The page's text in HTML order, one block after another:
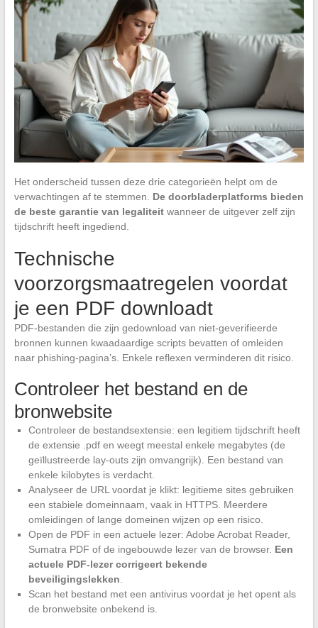
Het onderscheid tussen deze drie categorieën helpt om de
verwachtingen af te stemmen. De doorbladerplatforms bieden
de beste garantie van legaliteitwanneer de uitgever zelf zijn
tijdschrift heeft ingediend.
Technische
voorzorgsmaatregelen voordat
je een PDF downloadt
PDF-bestanden die zijn gedownload van niet-geverifieerde
bronnen kunnen kwaadaardige scripts bevatten of omleiden
naar phishing-pagina’s. Enkele reflexen verminderen dit risico.
Controleer het bestand en de
bronwebsite
Controleer de bestandsextensie: een legitiem tijdschrift heeft
de extensie .pdf en weegt meestal enkele megabytes (de
geïllustreerde lay-outs zijn omvangrijk). Een bestand van
enkele kilobytes is verdacht.
Analyseer de URL voordat je klikt: legitieme sites gebruiken
een stabiele domeinnaam, vaak in HTTPS. Meerdere
omleidingen of lange domeinen wijzen op een risico.
Open de PDF in een actuele lezer: Adobe Acrobat Reader,
Sumatra PDF of de ingebouwde lezer van de browser. Een
actuele PDF-lezer corrigeert bekende
beveiligingslekken
Scan het bestand met een antivirus voordat je het opent als
de bronwebsite onbekend is.